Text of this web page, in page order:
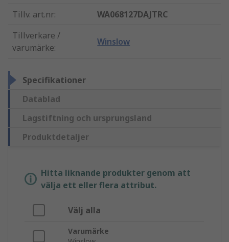
Tillv. art.nr:
WA068127DAJTRC
Tillverkare /
varumärke:
Winslow
Specifikationer
Datablad
Lagstiftning och ursprungsland
Produktdetaljer
Hitta liknande produkter genom att
välja ett eller flera attribut.
Välj alla
Varumärke